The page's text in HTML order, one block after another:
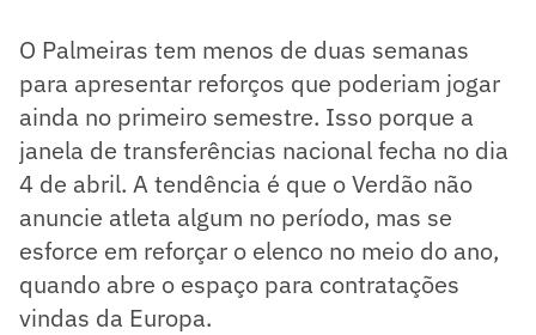
O Palmeiras tem menos de duas semanas
para apresentar reforços que poderiam jogar
ainda no primeiro semestre. Isso porque a
janela de transferências nacional fecha no dia
4 de abril. A tendência é que o Verdão não
anuncie atleta algum no período, mas se
esforce em reforçar o elenco no meio do ano,
quando abre o espaço para contratações
vindas da Europa.